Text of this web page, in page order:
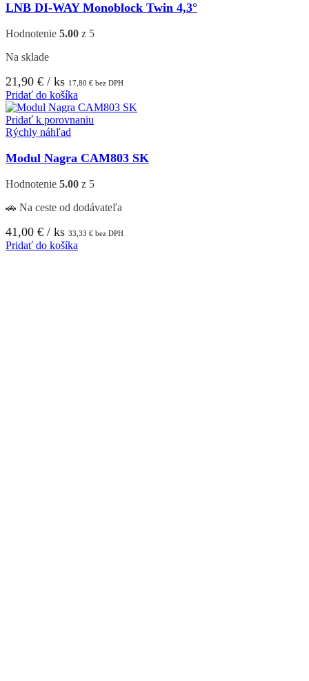
LNB DI-WAY Monoblock Twin 4,3°
Hodnotenie 5.00 z 5
Na sklade
21,90 € / ks 17,80 € bez DPH
Pridať do košíka
Pridať k porovnaniu
Rýchly náhľad
Modul Nagra CAM803 SK
Hodnotenie 5.00 z 5
🚗 Na ceste od dodávateľa
41,00 € / ks 33,33 € bez DPH
Pridať do košíka